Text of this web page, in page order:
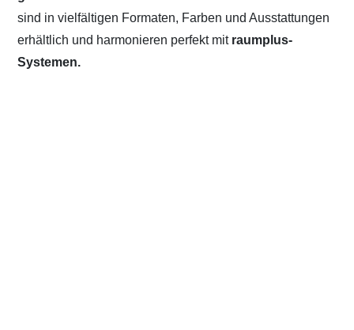
sind in vielfältigen Formaten, Farben und Ausstattungen
erhältlich und harmonieren perfekt mit raumplus-
Systemen.